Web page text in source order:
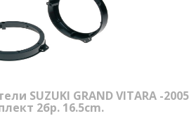
SUZUKI GRAND VITARA -2005
2бр. 16.5cm.